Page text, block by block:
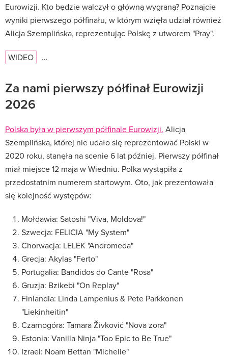
Eurowizji. Kto będzie walczył o główną wygraną? Poznajcie
wyniki pierwszego półfinału, w którym wzięła udział również
Alicja Szemplińska, reprezentując Polskę z utworem "Pray".
WIDEO …
Za nami pierwszy półfinał Eurowizji
2026
Polska była w pierwszym półfinale Eurowizji. Alicja
Szemplińska, której nie udało się reprezentować Polski w
2020 roku, stanęła na scenie 6 lat później. Pierwszy półfinał
miał miejsce 12 maja w Wiedniu. Polka wystąpiła z
przedostatnim numerem startowym. Oto, jak prezentowała
się kolejność występów:
Mołdawia: Satoshi "Viva, Moldova!"
Szwecja: FELICIA "My System"
Chorwacja: LELEK "Andromeda"
Grecja: Akylas "Ferto"
Portugalia: Bandidos do Cante "Rosa"
Gruzja: Bzikebi "On Replay"
Finlandia: Linda Lampenius & Pete Parkkonen
"Liekinheitin"
Czarnogóra: Tamara Živković "Nova zora"
Estonia: Vanilla Ninja "Too Epic to Be True"
Izrael: Noam Bettan "Michelle"